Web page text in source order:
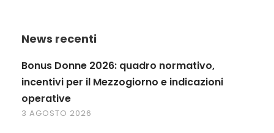
News recenti
Bonus Donne 2026: quadro normativo,
incentivi per il Mezzogiorno e indicazioni
operative
3 AGOSTO 2026